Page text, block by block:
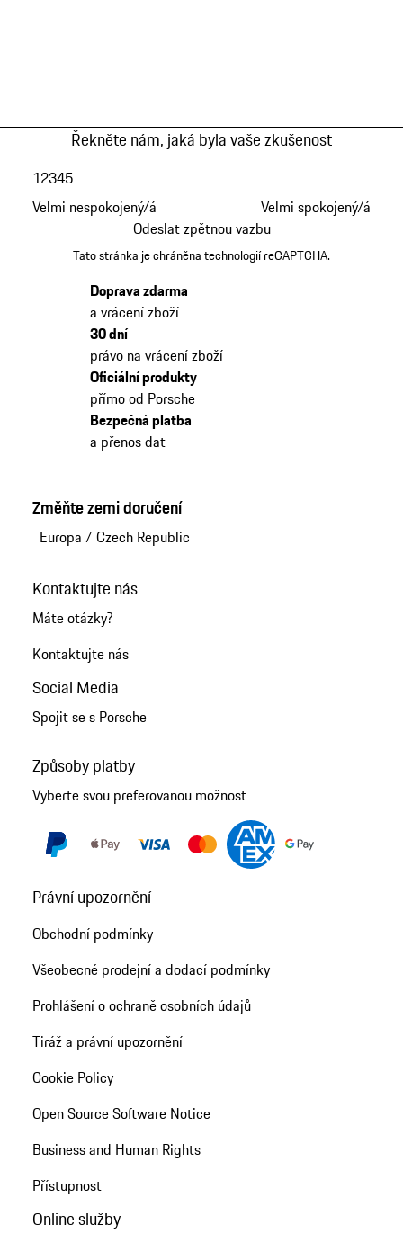
Řekněte nám, jaká byla vaše zkušenost
Velmi nespokojený/á
12345
Velmi spokojený/á
Odeslat zpětnou vazbu
Tato stránka je chráněna technologií reCAPTCHA.
Doprava zdarma
a vrácení zboží
30 dní
právo na vrácení zboží
Oficiální produkty
přímo od Porsche
Bezpečná platba
a přenos dat
Změňte zemi doručení
Europa / Czech Republic
Kontaktujte nás
Máte otázky?
Kontaktujte nás
Social Media
Spojit se s Porsche
Způsoby platby
Vyberte svou preferovanou možnost
Právní upozornění
Obchodní podmínky
Všeobecné prodejní a dodací podmínky
Prohlášení o ochraně osobních údajů
Tiráž a právní upozornění
Cookie Policy
Open Source Software Notice
Business and Human Rights
Přístupnost
Online služby